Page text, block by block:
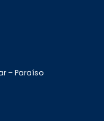
– Paraíso